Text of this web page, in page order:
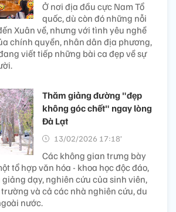
Ở nơi địa đầu cực Nam Tổ
quốc, dù còn đó những nỗi
Xuân về, nhưng với tình yêu nghề
chính quyền, nhân dân địa phương,
viết tiếp những bài ca đẹp về sự
Thăm giảng đường "đẹp
không góc chết" ngay lòng
Đà Lạt
13/02/2026 17:18’
Các không gian trưng bày
tổ hợp văn hóa - khoa học độc đáo,
dạy, nghiên cứu của sinh viên,
và cả các nhà nghiên cứu, du
nước.